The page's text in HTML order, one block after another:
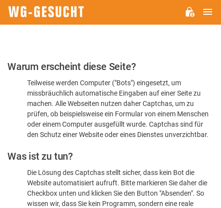
Bitte
dass
sind
Warum erscheint diese Seite?
Teilweise werden Computer ("Bots") eingesetzt, um
missbräuchlich automatische Eingaben auf einer Seite zu
machen. Alle Webseiten nutzen daher Captchas, um zu
prüfen, ob beispielsweise ein Formular von einem Menschen
oder einem Computer ausgefüllt wurde. Captchas sind für
den Schutz einer Website oder eines Dienstes unverzichtbar.
Was ist zu tun?
Die Lösung des Captchas stellt sicher, dass kein Bot die
Website automatisiert aufruft. Bitte markieren Sie daher die
Checkbox unten und klicken Sie den Button "Absenden". So
wissen wir, dass Sie kein Programm, sondern eine reale